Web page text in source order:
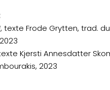
, texte Frode Grytten, trad.
Kjersti Annesdatter
2023